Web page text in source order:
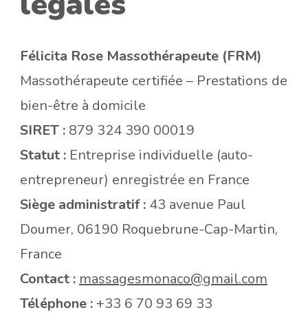
Félicita Rose Massothérapeute (FRM)
Massothérapeute certifiée – Prestations de
bien-être à domicile
SIRET : 879 324 390 00019
Statut : Entreprise individuelle (auto-
entrepreneur) enregistrée en France
Siège administratif : 43 avenue Paul
Doumer, 06190 Roquebrune-Cap-Martin,
France
Contact : massagesmonaco@gmail.com
Téléphone :+33 6 70 93 69 33